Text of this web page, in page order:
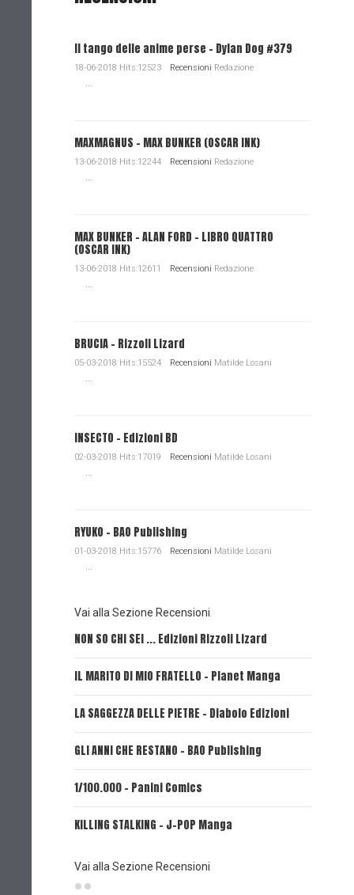
Il tango delle anime perse - Dylan Dog #379
18-06-2018 Hits:12523 Recensioni Redazione
...
MAXMAGNUS – MAX BUNKER (OSCAR INK)
13-06-2018 Hits:12244 Recensioni Redazione
...
MAX BUNKER – ALAN FORD – LIBRO QUATTRO
(OSCAR INK)
13-06-2018 Hits:12611 Recensioni Redazione
...
BRUCIA - Rizzoli Lizard
05-03-2018 Hits:15524 Recensioni Matilde Losani
...
INSECTO - Edizioni BD
02-03-2018 Hits:17019 Recensioni Matilde Losani
...
RYUKO - BAO Publishing
01-03-2018 Hits:15776 Recensioni Matilde Losani
...
Vai alla Sezione Recensioni
NON SO CHI SEI ... Edizioni Rizzoli Lizard
IL MARITO DI MIO FRATELLO - Planet Manga
LA SAGGEZZA DELLE PIETRE - Diabolo Edizioni
GLI ANNI CHE RESTANO - BAO Publishing
1/100.000 - Panini Comics
KILLING STALKING - J-POP Manga
Vai alla Sezione Recensioni